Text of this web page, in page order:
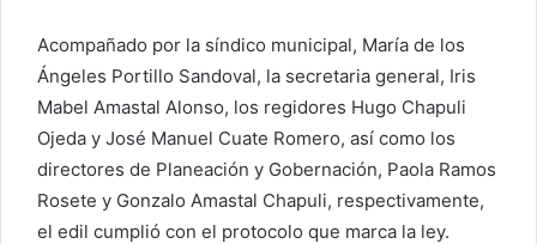
Acompañado por la síndico municipal, María de los
Ángeles Portillo Sandoval, la secretaria general, Iris
Mabel Amastal Alonso, los regidores Hugo Chapuli
Ojeda y José Manuel Cuate Romero, así como los
directores de Planeación y Gobernación, Paola Ramos
Rosete y Gonzalo Amastal Chapuli, respectivamente,
el edil cumplió con el protocolo que marca la ley.